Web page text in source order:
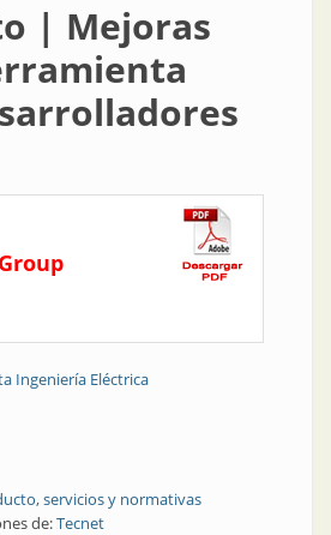
| Mejoras
Ingeniería Eléctrica
servicios y normativas
de:Tecnet